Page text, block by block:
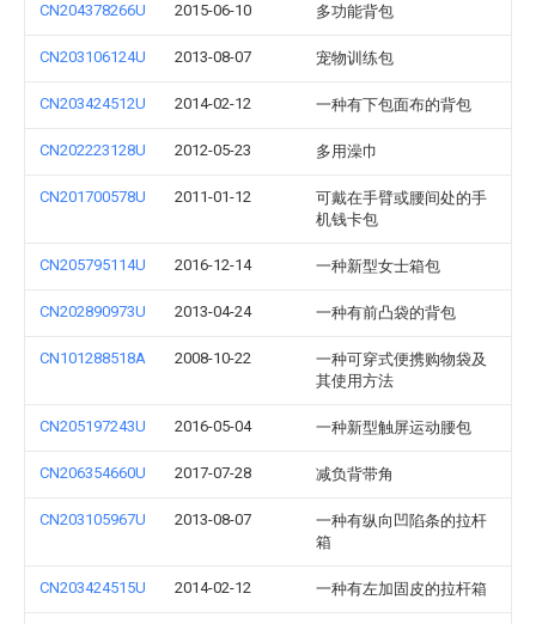
CN204378266U 2015-06-10 多功能背包
CN203106124U 2013-08-07 宠物训练包
CN203424512U 2014-02-12 一种有下包面布的背包
CN202223128U 2012-05-23 多用澡巾
CN201700578U 2011-01-12
可戴在手臂或腰间处的手
机钱卡包
CN205795114U 2016-12-14 一种新型女士箱包
CN202890973U 2013-04-24 一种有前凸袋的背包
CN101288518A 2008-10-22
一种可穿式便携购物袋及
其使用方法
CN205197243U 2016-05-04 一种新型触屏运动腰包
CN206354660U 2017-07-28 减负背带角
CN203105967U 2013-08-07
一种有纵向凹陷条的拉杆
箱
CN203424515U 2014-02-12 一种有左加固皮的拉杆箱